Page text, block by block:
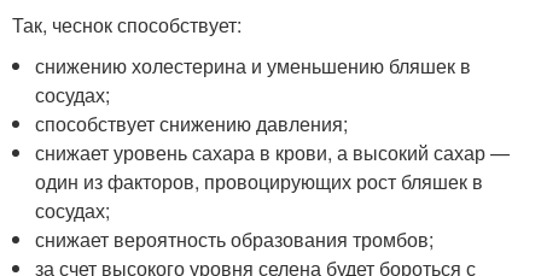
Так, чеснок способствует:
снижению холестерина и уменьшению бляшек в
сосудах;
способствует снижению давления;
снижает уровень сахара в крови, а высокий сахар —
один из факторов, провоцирующих рост бляшек в
сосудах;
снижает вероятность образования тромбов;
за счет высокого уровня селена будет бороться с